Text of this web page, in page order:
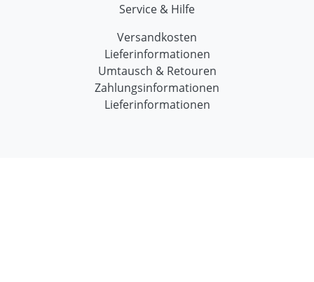
Service & Hilfe
Versandkosten
Lieferinformationen
Umtausch & Retouren
Zahlungsinformationen
Lieferinformationen